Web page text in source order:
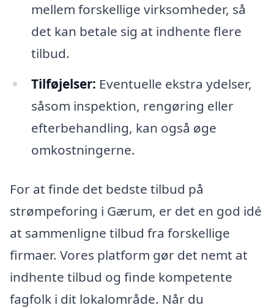
mellem forskellige virksomheder, så
det kan betale sig at indhente flere
tilbud.
Tilføjelser: Eventuelle ekstra ydelser,
såsom inspektion, rengøring eller
efterbehandling, kan også øge
omkostningerne.
For at finde det bedste tilbud på
strømpeforing i Gærum, er det en god idé
at sammenligne tilbud fra forskellige
firmaer. Vores platform gør det nemt at
indhente tilbud og finde kompetente
fagfolk i dit lokalområde. Når du